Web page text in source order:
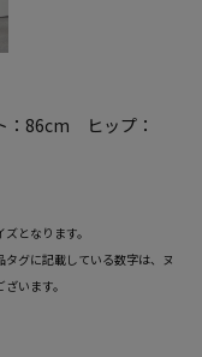
86cm ヒップ：
となります。
グに記載している数字は、ヌ
います。